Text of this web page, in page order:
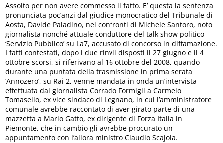
Assolto per non avere commesso il fatto. E’ questa la sentenza
pronunciata poc’anzi dal giudice monocratico del Tribunale di
Aosta, Davide Paladino, nei confronti di Michele Santoro, noto
giornalista nonché attuale conduttore del talk show politico
‘Servizio Pubblico’ su La7, accusato di concorso in diffamazione.
I fatti contestati, dopo i due rinvii disposti il 27 giugno e il 4
ottobre scorsi, si riferivano al 16 ottobre del 2008, quando
durante una puntata della trasmissione in prima serata
‘Annozero’, su Rai 2, venne mandata in onda un’intervista
effettuata dal giornalista Corrado Formigli a Carmelo
Tomasello, ex vice sindaco di Legnano, in cui l’amministratore
comunale avrebbe raccontato di aver girato parte di una
mazzetta a Mario Gatto, ex dirigente di Forza Italia in
Piemonte, che in cambio gli avrebbe procurato un
appuntamento con l’allora ministro Claudio Scajola.